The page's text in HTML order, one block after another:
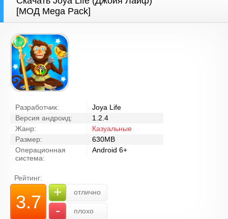
[МОД Mega Pack]
Разработчик:
Joya Life
Версия андроид:
1.2.4
Жанр:
Казуальные
Размер:
630MB
Операционная
система:
Android 6+
Рейтинг:
3.7 + отлично
-
плохо